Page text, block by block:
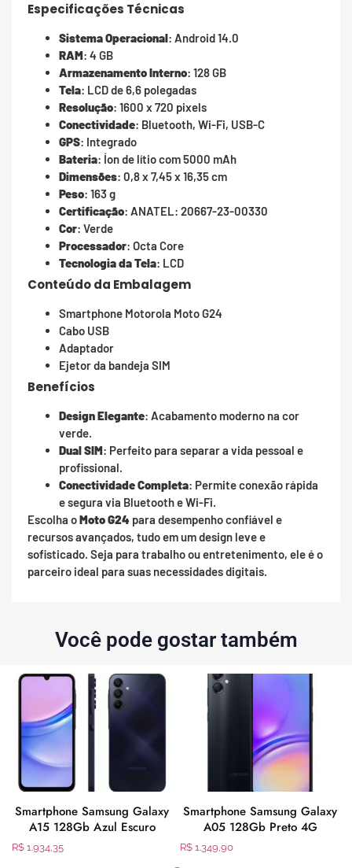
Especificações Técnicas
Sistema Operacional: Android 14.0
RAM: 4 GB
Armazenamento Interno: 128 GB
Tela: LCD de 6,6 polegadas
Resolução: 1600 x 720 pixels
Conectividade: Bluetooth, Wi-Fi, USB-C
GPS: Integrado
Bateria: Íon de lítio com 5000 mAh
Dimensões: 0,8 x 7,45 x 16,35 cm
Peso: 163 g
Certificação: ANATEL: 20667-23-00330
Cor: Verde
Processador: Octa Core
Tecnologia da Tela: LCD
Conteúdo da Embalagem
Smartphone Motorola Moto G24
Cabo USB
Adaptador
Ejetor da bandeja SIM
Benefícios
Design Elegante: Acabamento moderno na cor
verde.
Dual SIM: Perfeito para separar a vida pessoal e
profissional.
Conectividade Completa: Permite conexão rápida
e segura via Bluetooth e Wi-Fi.
Escolha oMoto G24 para desempenho confiável e
recursos avançados, tudo em um design leve e
sofisticado. Seja para trabalho ou entretenimento, ele é o
parceiro ideal para suas necessidades digitais.
Você pode gostar também
Smartphone Samsung Galaxy
A15 128Gb Azul Escuro
R$ 1.934,35
Smartphone Samsung Galaxy
A05 128Gb Preto 4G
R$ 1.349,90